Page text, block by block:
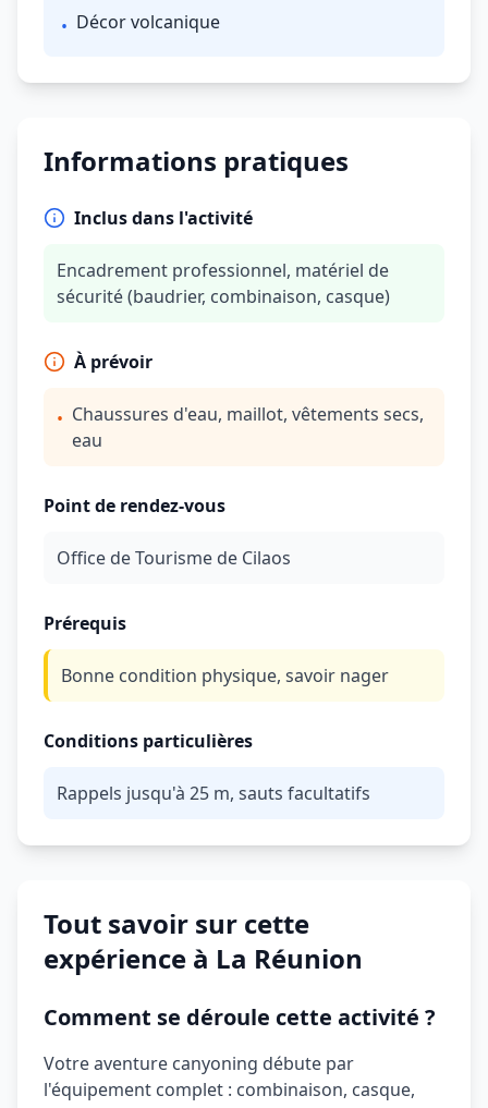
• Décor volcanique
Informations pratiques
Inclus dans l'activité
Encadrement professionnel, matériel de
sécurité (baudrier, combinaison, casque)
À prévoir
• Chaussures d'eau, maillot, vêtements secs,
eau
Point de rendez-vous
Office de Tourisme de Cilaos
Prérequis
Bonne condition physique, savoir nager
Conditions particulières
Rappels jusqu'à 25 m, sauts facultatifs
Tout savoir sur cette
expérience à La Réunion
Comment se déroule cette activité ?
Votre aventure canyoning débute par
l'équipement complet : combinaison, casque,